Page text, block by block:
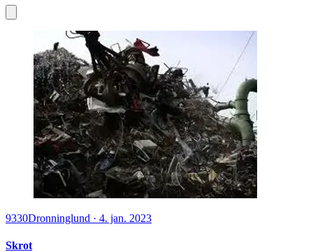
9330Dronninglund · 4. jan. 2023
Skrot